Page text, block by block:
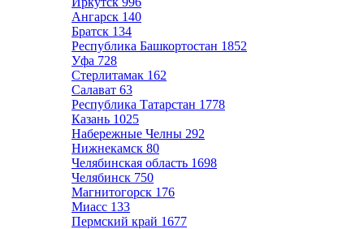
Ангарск 140
Братск 134
Республика Башкортостан 1852
Уфа 728
Стерлитамак 162
Салават 63
Республика Татарстан 1778
Казань 1025
Набережные Челны 292
Нижнекамск 80
Челябинская область 1698
Челябинск 750
Магнитогорск 176
Миасс 133
Пермский край 1677